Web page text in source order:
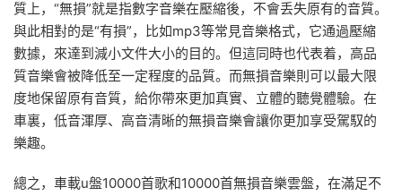
質上，“無損”就是指數字音樂在壓縮後，不會丢失原有的音質。
與此相對的是“有損”，比如mp3等常見音樂格式，它通過壓縮
數據，來達到減小文件大小的目的。但這同時也代表着，高品
質音樂會被降低至一定程度的品質。而無損音樂則可以最大限
度地保留原有音質，給你帶來更加真實、立體的聽覺體驗。在
車裏，低音渾厚、高音清晰的無損音樂會讓你更加享受駕馭的
樂趣。
總之，車載u盤10000首歌和10000首無損音樂雲盤，在滿足不